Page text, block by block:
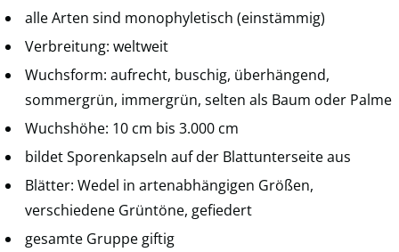
alle Arten sind monophyletisch (einstämmig)
Verbreitung: weltweit
Wuchsform: aufrecht, buschig, überhängend,
sommergrün, immergrün, selten als Baum oder Palme
Wuchshöhe: 10 cm bis 3.000 cm
bildet Sporenkapseln auf der Blattunterseite aus
Blätter: Wedel in artenabhängigen Größen,
verschiedene Grüntöne, gefiedert
gesamte Gruppe giftig